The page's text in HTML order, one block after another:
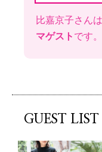
比嘉京子さん
マゲストです。
GUEST LIST